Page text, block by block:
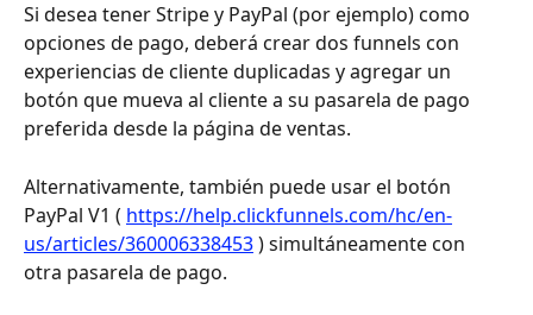
Si desea tener Stripe y PayPal (por ejemplo) como
opciones de pago, deberá crear dos funnels con
experiencias de cliente duplicadas y agregar un
botón que mueva al cliente a su pasarela de pago
preferida desde la página de ventas.
Alternativamente, también puede usar el botón
PayPal V1 ( https://help.clickfunnels.com/hc/en-
us/articles/360006338453 ) simultáneamente con
otra pasarela de pago.